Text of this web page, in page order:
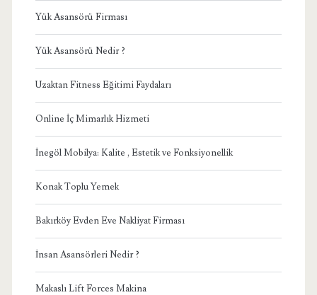
Yük Asansörü Firması
Yük Asansörü Nedir ?
Uzaktan Fitness Eğitimi Faydaları
Online İç Mimarlık Hizmeti
İnegöl Mobilya: Kalite , Estetik ve Fonksiyonellik
Konak Toplu Yemek
Bakırköy Evden Eve Nakliyat Firması
İnsan Asansörleri Nedir ?
Makaslı Lift Forces Makina